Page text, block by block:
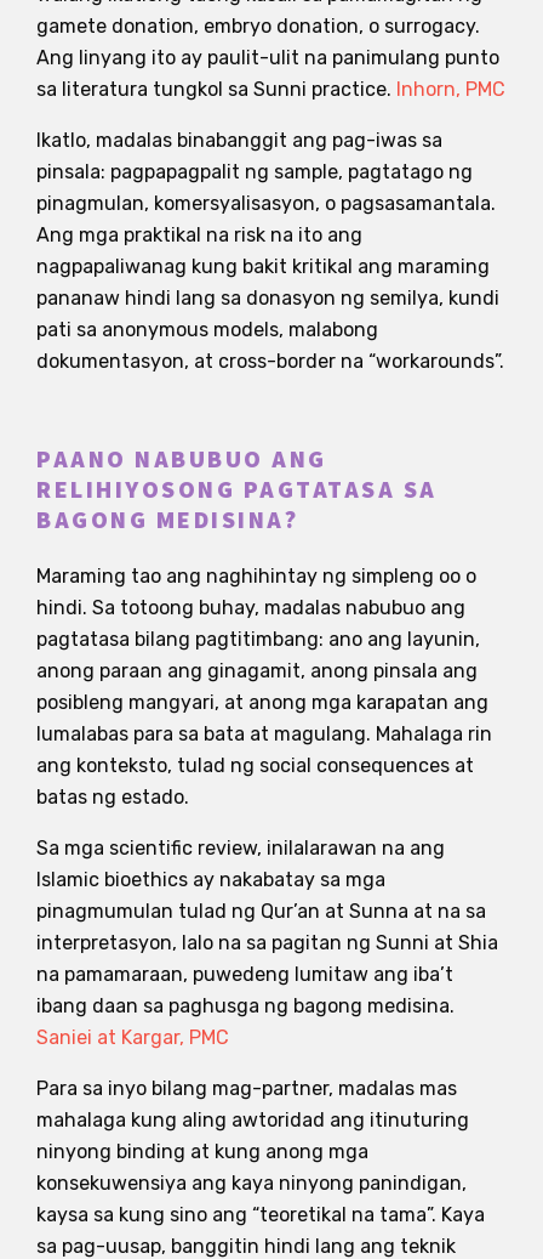
gamete donation, embryo donation, o surrogacy.
Ang linyang ito ay paulit-ulit na panimulang punto
sa literatura tungkol sa Sunni practice. Inhorn, PMC
Ikatlo, madalas binabanggit ang pag-iwas sa
pinsala: pagpapagpalit ng sample, pagtatago ng
pinagmulan, komersyalisasyon, o pagsasamantala.
Ang mga praktikal na risk na ito ang
nagpapaliwanag kung bakit kritikal ang maraming
pananaw hindi lang sa donasyon ng semilya, kundi
pati sa anonymous models, malabong
dokumentasyon, at cross-border na “workarounds”.
PAANO NABUBUO ANG
RELIHIYOSONG PAGTATASA SA
BAGONG MEDISINA?
Maraming tao ang naghihintay ng simpleng oo o
hindi. Sa totoong buhay, madalas nabubuo ang
pagtatasa bilang pagtitimbang: ano ang layunin,
anong paraan ang ginagamit, anong pinsala ang
posibleng mangyari, at anong mga karapatan ang
lumalabas para sa bata at magulang. Mahalaga rin
ang konteksto, tulad ng social consequences at
batas ng estado.
Sa mga scientific review, inilalarawan na ang
Islamic bioethics ay nakabatay sa mga
pinagmumulan tulad ng Qur’an at Sunna at na sa
interpretasyon, lalo na sa pagitan ng Sunni at Shia
na pamamaraan, puwedeng lumitaw ang iba’t
ibang daan sa paghusga ng bagong medisina.
Saniei at Kargar, PMC
Para sa inyo bilang mag-partner, madalas mas
mahalaga kung aling awtoridad ang itinuturing
ninyong binding at kung anong mga
konsekuwensiya ang kaya ninyong panindigan,
kaysa sa kung sino ang “teoretikal na tama”. Kaya
sa pag-uusap, banggitin hindi lang ang teknik